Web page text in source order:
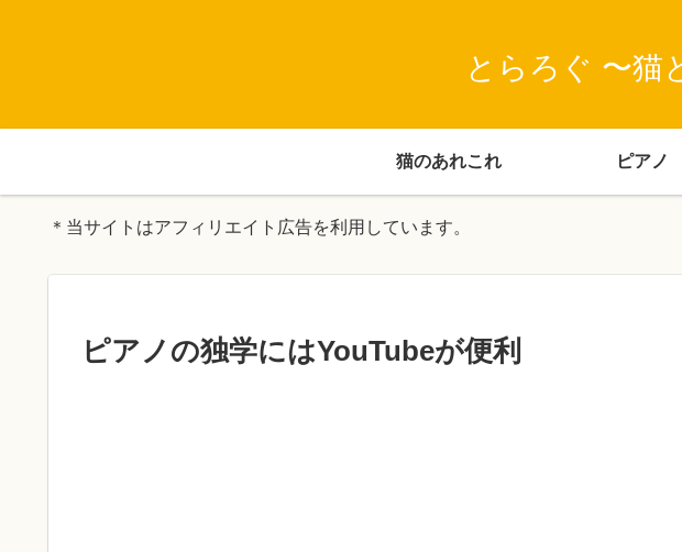
とらろぐ 〜猫
猫のあれこれ ピアノ
＊当サイトはアフィリエイト広告を利用しています。
ピアノの独学にはYouTubeが便利